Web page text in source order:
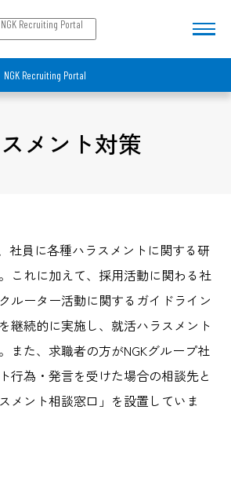
NGK Recruiting Portal
NGK Recruiting Portal
メント対策
社員に各種ハラスメントに関する研
これに加えて、採用活動に関わる社
ルーター活動に関するガイドライン
継続的に実施し、就活ハラスメント
また、求職者の方がNGKグループ社
行為・発言を受けた場合の相談先と
メント相談窓口」を設置していま